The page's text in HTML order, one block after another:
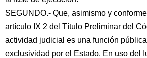
SEGUNDO.- Que, asimismo y
artículo IX 2 del Título Preliminar del
actividad judicial es una función
exclusividad por el Estado. En uso del